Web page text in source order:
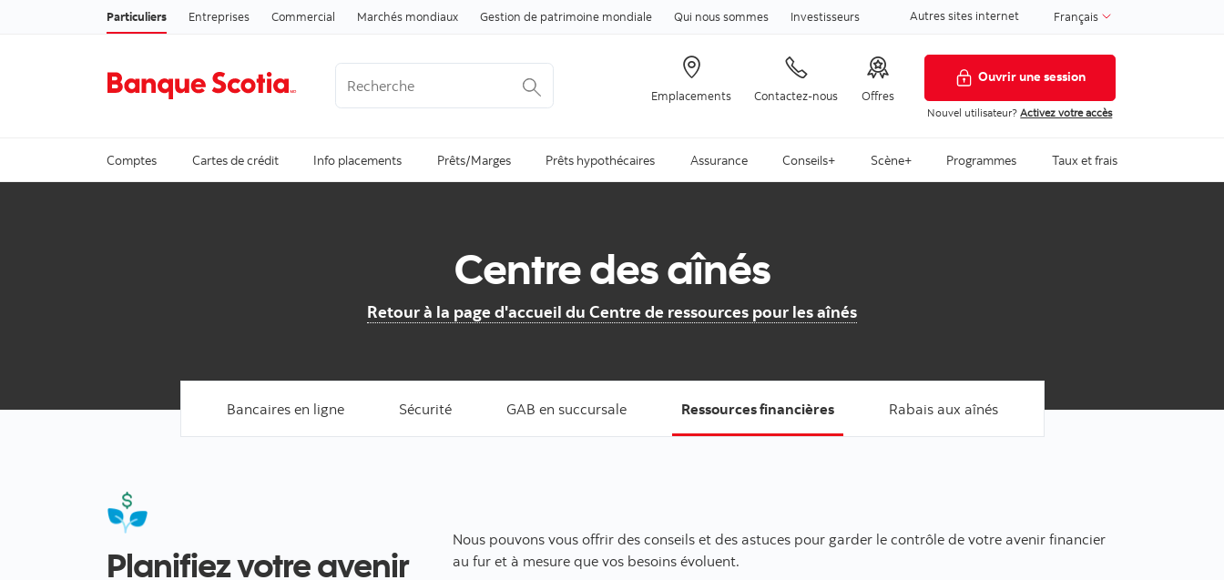
Passer au contenu
Particuliers Entreprises Commercial Marchés mondiaux Gestion de patrimoine mondiale Qui nous sommes Investisseurs Autres sites internet Français
Emplacements Contactez-nous Offres
Ouvrir une session
Nouvel utilisateur?Activez votre accès
Comptes Cartes de crédit Info placements Prêts/Marges Prêts hypothécaires Assurance Conseils+ Scène+ Programmes Taux et frais
Centre des aînés
Retour à la page d'accueil du Centre de ressources pour les aînés
Bancaires en ligne Sécurité GAB en succursale Ressources financières Rabais aux aînés
Planifiez votre avenir
Nous pouvons vous offrir des conseils et des astuces pour garder le contrôle de votre avenir financier
au fur et à mesure que vos besoins évoluent.